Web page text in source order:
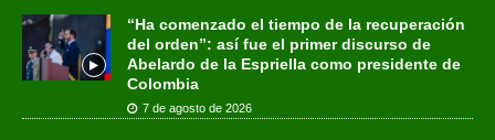
“Ha comenzado el tiempo de la recuperación
del orden”: así fue el primer discurso de
Abelardo de la Espriella como presidente de
Colombia
7 de agosto de 2026